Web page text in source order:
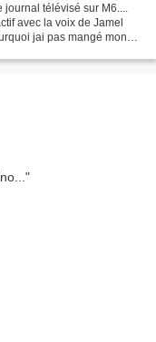
télévisé sur M6....
avec la voix de Jamel
jai pas mangé mon